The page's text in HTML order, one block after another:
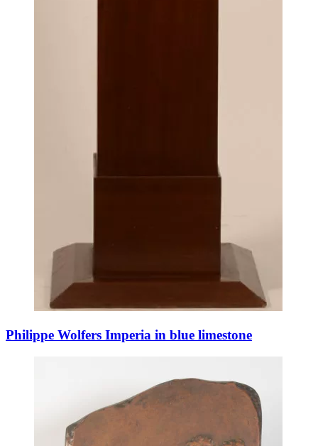
Philippe Wolfers Imperia in blue limestone